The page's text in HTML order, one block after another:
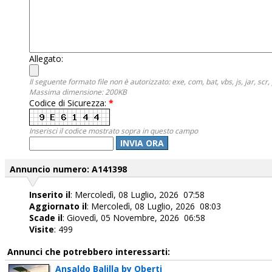
Allegato:
Il seguente formato file non è autorizzato: exe, com, bat, vbs, js, jar, scr,
Massima dimensione: 200KB
Codice di Sicurezza: *
Inserisci il codice mostrato sopra in questo campo
INVIA ORA
Annuncio numero: A141398
Inserito il: Mercoledì, 08 Luglio, 2026 07:58
Aggiornato il: Mercoledì, 08 Luglio, 2026 08:03
Scade il: Giovedì, 05 Novembre, 2026 06:58
Visite: 499
Annunci che potrebbero interessarti:
Ansaldo Balilla by Oberti